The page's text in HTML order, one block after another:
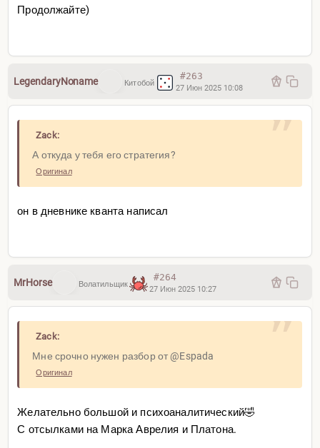
Продолжайте)
LegendaryNoname Китобой
#263
27 Июн 2025 10:08
Zack:
А откуда у тебя его стратегия?
Оригинал
он в дневнике кванта написал
MrHorse Волатильщик
#264
27 Июн 2025 10:27
Zack:
Мне срочно нужен разбор от @Espada
Оригинал
Желательно большой и психоаналитический🤣
С отсылками на Марка Аврелия и Платона.